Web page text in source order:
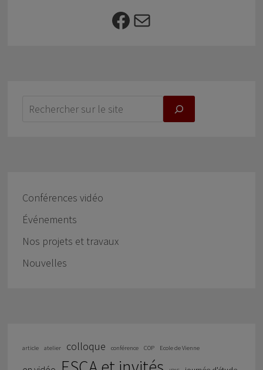
Facebook
E-mail
Conférences vidéo
Événements
Nos projets et travaux
Nouvelles
article atelier colloque conférence COP Ecole de Vienne